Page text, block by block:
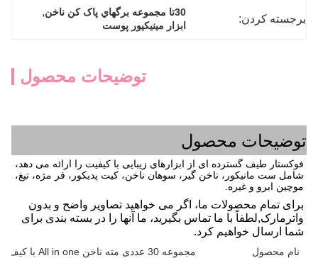
برجسته کردن: 30تا مجموعه برگهاي پاک کن ناخن ,
ابزار مینیکیور پوست
توضیحات محصول
توضیحات محصول
فوکستار طیف گسترده ای از ابزارهای زیبایی با کیفیت را ارائه می دهد،
شامل ست مانیکور، ناخن گیر، سوهان ناخن، کیت پدیکور، فر مژه، تیغ،
موچین ابرو و غیره.
برای تمام محصولات ما، اگر می خواهید
واترمارک,
شما ارسال خواهیم کرد.
نام محصول مجموعه 30 عددی مته ناخن All in one با کیف چرمی